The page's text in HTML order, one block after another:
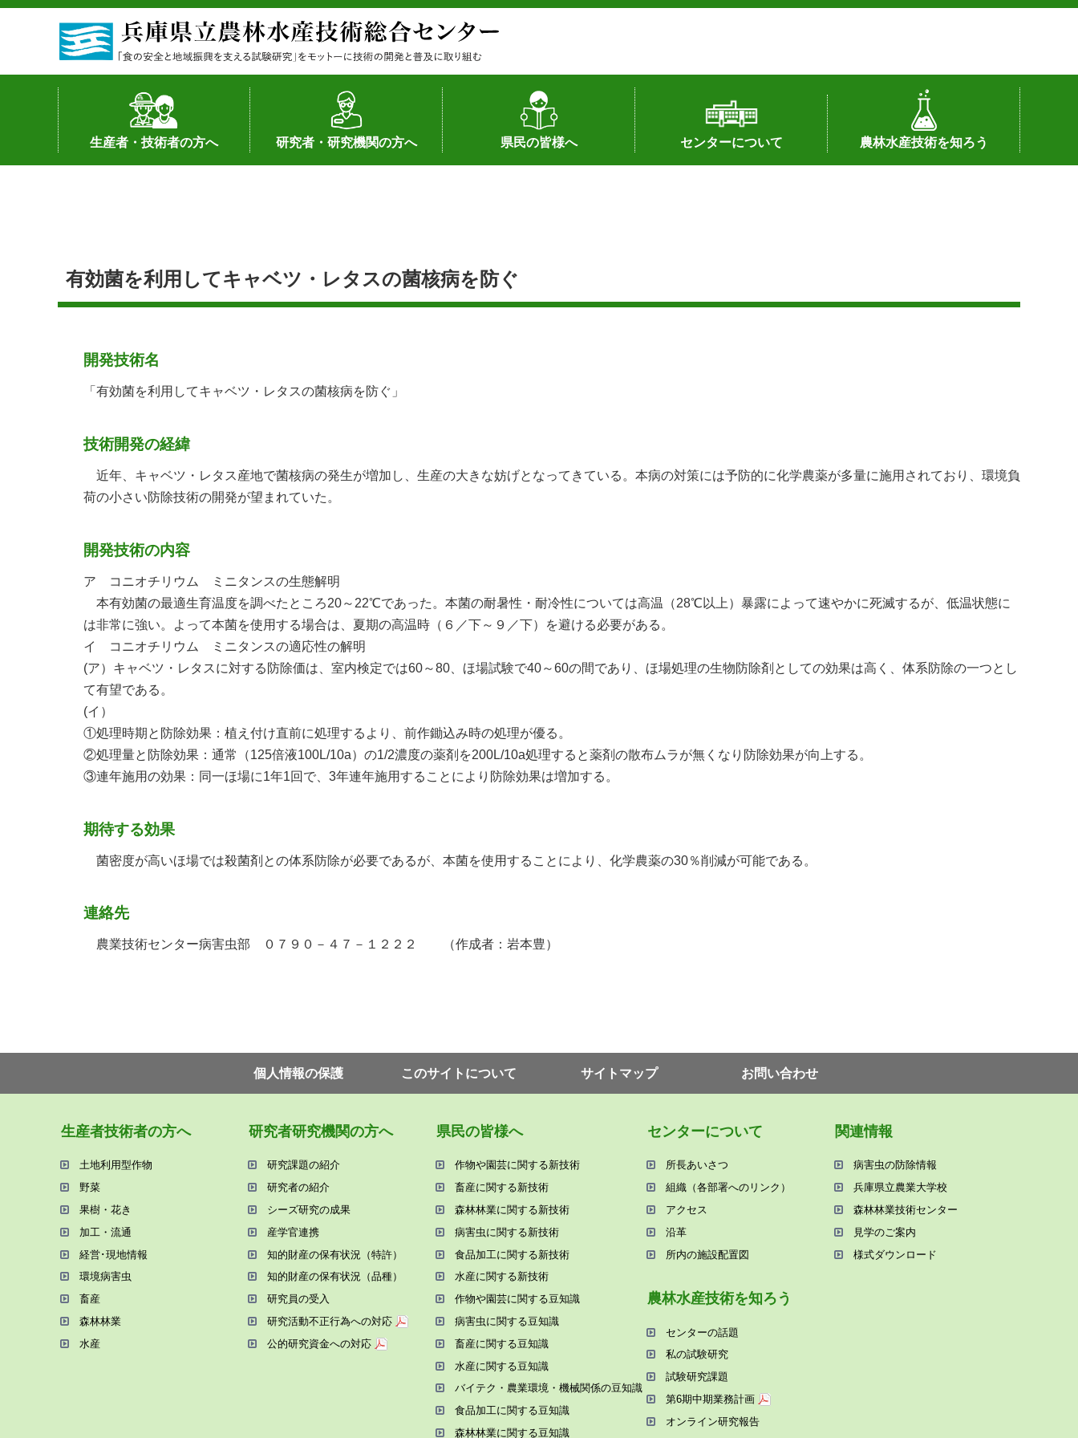
生産者・技術者の方へ
土地利用型作物
野菜
果樹・花き
加工・流通
経営･現地情報
環境病害虫
畜産
森林林業
水産
基幹種雄牛の紹介
研究者・研究機関の方へ
研究者の紹介
シーズ研究の成果
産学官連携
知的財産の保有状況（特許）
知的財産の保有状況（品種）
研究員の受入
研究活動不正行為への対応
公的研究資金への対応
県民の皆様へ
作物や園芸に関する新技術
畜産に関する新技術
森林林業に関する新技術
病害虫に関する新技術
食品加工に関する新技術
水産に関する新技術
作物や園芸に関する豆知識
病害虫に関する豆知識
畜産に関する豆知識
水産に関する豆知識
バイテク・農業環境・機械関係
食品加工に関する豆知識
森林林業に関する豆知識
センターについて
所長あいさつ
組織（各部署へのリンク）
アクセス
沿革
所内の施設配置図
農林水産技術を知ろう
センターの話題
私の試験研究
試験研究課題
第6期中期業務計画
オンライン研究報告
刊行物
知的財産に関する相談窓口
有効菌を利用してキャベツ・レタスの菌核病を防ぐ
開発技術名
「有効菌を利用してキャベツ・レタスの菌核病を防ぐ」
技術開発の経緯
近年、キャベツ・レタス産地で菌核病の発生が増加し、生産の大きな妨げとなってきている。本病の対策には予防的に化学農薬が多量に施用されており、環境負
荷の小さい防除技術の開発が望まれていた。
開発技術の内容
ア コニオチリウム ミニタンスの生態解明
本有効菌の最適生育温度を調べたところ20～22℃であった。本菌の耐暑性・耐冷性については高温（28℃以上）暴露によって速やかに死滅するが、低温状態に
は非常に強い。よって本菌を使用する場合は、夏期の高温時（６／下～９／下）を避ける必要がある。
イ コニオチリウム ミニタンスの適応性の解明
(ア）キャベツ・レタスに対する防除価は、室内検定では60～80、ほ場試験で40～60の間であり、ほ場処理の生物防除剤としての効果は高く、体系防除の一つとし
て有望である。
(イ）
①処理時期と防除効果：植え付け直前に処理するより、前作鋤込み時の処理が優る。
②処理量と防除効果：通常（125倍液100L/10a）の1/2濃度の薬剤を200L/10a処理すると薬剤の散布ムラが無くなり防除効果が向上する。
③連年施用の効果：同一ほ場に1年1回で、3年連年施用することにより防除効果は増加する。
期待する効果
菌密度が高いほ場では殺菌剤との体系防除が必要であるが、本菌を使用することにより、化学農薬の30％削減が可能である。
連絡先
農業技術センター病害虫部 ０７９０－４７－１２２２ （作成者：岩本豊）
個⼈情報の保護 このサイトについて サイトマップ お問い合わせ
⽣産者技術者の⽅へ
⼟地利⽤型作物
野菜
果樹・花き
加⼯・流通
経営･現地情報
環境病害⾍
畜産
森林林業
⽔産
研究者研究機関の⽅へ
研究課題の紹介
研究者の紹介
シーズ研究の成果
産学官連携
知的財産の保有状況（特許）
知的財産の保有状況（品種）
研究員の受⼊
研究活動不正⾏為への対応
公的研究資金への対応
県⺠の皆様へ
作物や園芸に関する新技術
畜産に関する新技術
森林林業に関する新技術
病害⾍に関する新技術
⾷品加⼯に関する新技術
⽔産に関する新技術
作物や園芸に関する⾖知識
病害⾍に関する⾖知識
畜産に関する⾖知識
⽔産に関する⾖知識
バイテク・農業環境・機械関係の⾖知識
⾷品加⼯に関する⾖知識
森林林業に関する⾖知識
センターについて
所⻑あいさつ
組織（各部署へのリンク）
アクセス
沿⾰
所内の施設配置図
農林⽔産技術を知ろう
センターの話題
私の試験研究
試験研究課題
第6期中期業務計画
オンライン研究報告
関連情報
病害⾍の防除情報
兵庫県⽴農業⼤学校
森林林業技術センター
⾒学のご案内
様式ダウンロード